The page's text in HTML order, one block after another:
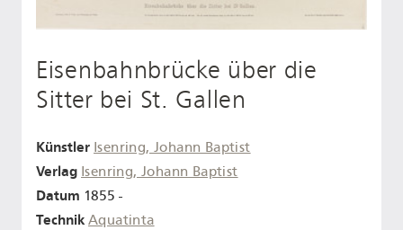
Eisenbahnbrücke über die
Sitter bei St. Gallen
Künstler Isenring, Johann Baptist
Verlag Isenring, Johann Baptist
Datum 1855 -
Technik Aquatinta